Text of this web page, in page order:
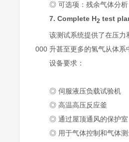
◎ 可选项：残余气体分析
7. Complete H2 test
该测试系统提供了在压
000 升甚至更多的氢气从体
设备要求：
◎ 伺服液压负载试验机
◎ 高温高压反应釜
◎ 通过屋顶通风的保护室
◎ 用于气体控制和气体